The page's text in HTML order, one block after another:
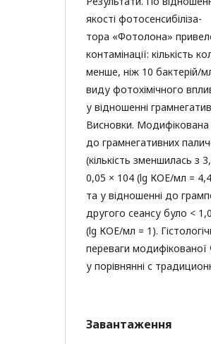
якості фотосенсибіліза-
тора «Фотолона»
контамінації: кількість
менше, ніж 10 бактерій/
виду фотохімічного
у відношенні
Висновки.
до грамнегативних
(кількість зменшилась
0,05 × 104 (lg КОЕ/мл =
та у відношенні до
другого сеансу було <
(lg КОЕ/мл = 1).
переваги
у порівнянні с
Завантаження